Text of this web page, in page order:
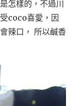
怎樣的，不過川
coco喜愛，因
辣口， 所以鹹香